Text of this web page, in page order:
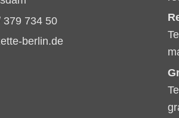
379 734 50
berlin.de